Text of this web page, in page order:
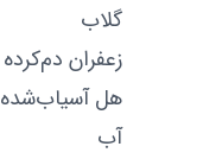
گلاب
زعفران دم‌کرده
هل آسیاب‌شده
آب